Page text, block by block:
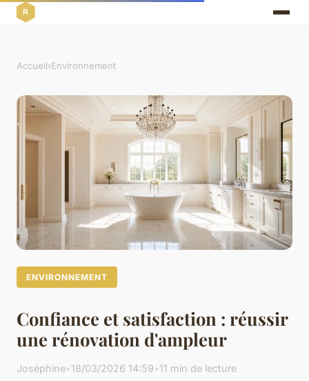
Accueil›Environnement
ENVIRONNEMENT
Confiance et satisfaction : réussir
une rénovation d'ampleur
Joséphine•18/03/2026 14:59•11 min de lecture